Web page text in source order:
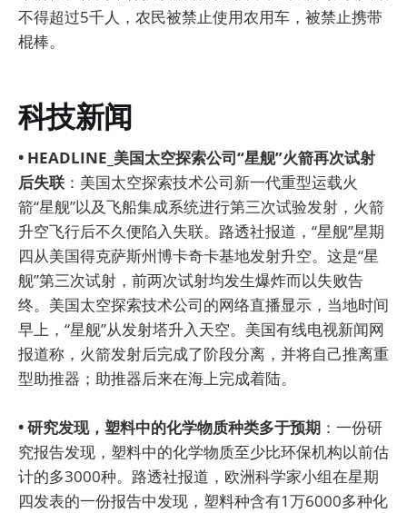
不得超过5千人，农民被禁止使用农用车，被禁止携带
棍棒。
科技新闻
• HEADLINE_美国太空探索公司“星舰”火箭再次试射
后失联 ：美国太空探索技术公司新一代重型运载火
箭“星舰”以及飞船集成系统进行第三次试验发射，火箭
升空飞行后不久便陷入失联。路透社报道，“星舰”星期
四从美国得克萨斯州博卡奇卡基地发射升空。这是“星
舰”第三次试射，前两次试射均发生爆炸而以失败告
终。美国太空探索技术公司的网络直播显示，当地时间
早上，“星舰”从发射塔升入天空。美国有线电视新闻网
报道称，火箭发射后完成了阶段分离，并将自己推离重
型助推器；助推器后来在海上完成着陆。
• 研究发现，塑料中的化学物质种类多于预期 ：一份研
究报告发现，塑料中的化学物质至少比环保机构以前估
计的多3000种。路透社报道，欧洲科学家小组在星期
四发表的一份报告中发现，塑料种含有1万6000多种化